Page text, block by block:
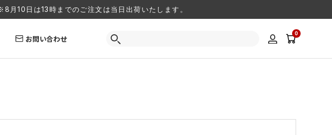
10日は13時までのご注文は当日出荷いたします。
お問い合わせ
0